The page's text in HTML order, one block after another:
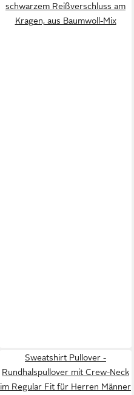
schwarzem Reißverschluss am
Kragen, aus Baumwoll-Mix
Sweatshirt Pullover -
Rundhalspullover mit Crew-Neck
im Regular Fit für Herren Männer